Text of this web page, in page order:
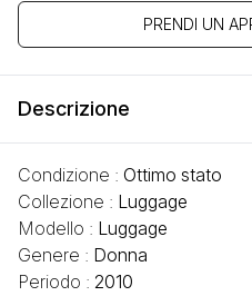
PRENDI UN
Descrizione
Condizione : Ottimo stato
Collezione : Luggage
Modello : Luggage
Genere : Donna
Periodo : 2010